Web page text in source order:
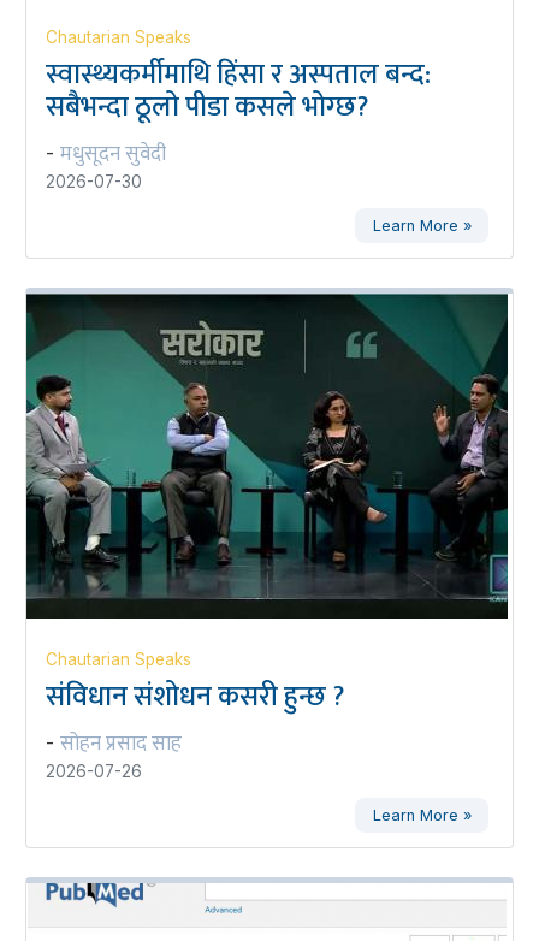
Chautarian Speaks
स्वास्थ्यकर्मीमाथि हिंसा र अस्पताल बन्द:
सबैभन्दा ठूलो पीडा कसले भोग्छ?
- मधुसूदन सुवेदी
2026-07-30
Learn More »
Chautarian Speaks
संविधान संशोधन कसरी हुन्छ ?
- सोहन प्रसाद साह
2026-07-26
Learn More »